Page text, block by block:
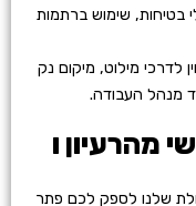
שימוש ברתמות
מילוט, מיקום נק
מנהל העבודה.
מהרעיון ו
שלנו לספק לכם פתר